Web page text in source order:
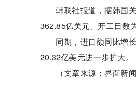
韩联社报道，据韩国
362.85亿美元。开工日数
同期，进口额同比增
20.32亿美元进一步扩大。
（文章来源：界面新闻